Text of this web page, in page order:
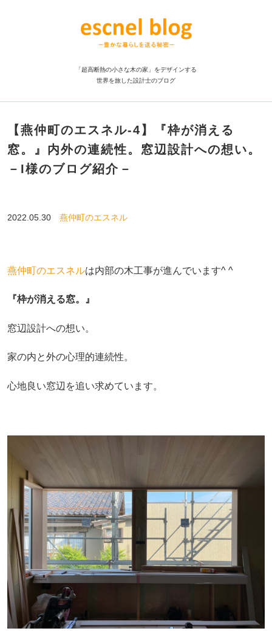
「超高断熱の小さな木の家」をデザインする
世界を旅した設計士のブログ
【燕仲町のエスネル‐4】『枠が消える
窓。』内外の連続性。窓辺設計への想い。
－I様のブログ紹介－
2022.05.30 燕仲町のエスネル
燕仲町のエスネルは内部の木工事が進んでいます^ ^
『枠が消える窓。』
窓辺設計への想い。
家の内と外の心理的連続性。
心地良い窓辺を追い求めています。